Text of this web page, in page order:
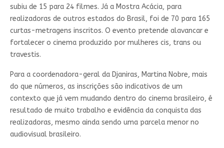
subiu de 15 para 24 filmes. Já a Mostra Acácia, para
realizadoras de outros estados do Brasil, foi de 70 para 165
curtas-metragens inscritos. O evento pretende alavancar e
fortalecer o cinema produzido por mulheres cis, trans ou
travestis.
Para a coordenadora-geral da Djaniras, Martina Nobre, mais
do que números, as inscrições são indicativos de um
contexto que já vem mudando dentro do cinema brasileiro, é
resultado de muito trabalho e evidência da conquista das
realizadoras, mesmo ainda sendo uma parcela menor no
audiovisual brasileiro.